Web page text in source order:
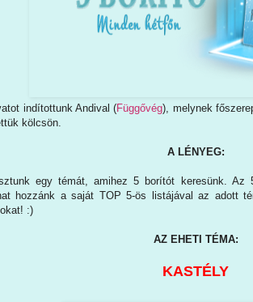
indítottunk Andival (Függővég), melynek
kölcsön.
A LÉNYEG:
egy témát, amihez 5 borítót keresünk.
hozzánk a saját TOP 5-ös listájával az adott
:)
AZ EHETI TÉMA:
KASTÉLY